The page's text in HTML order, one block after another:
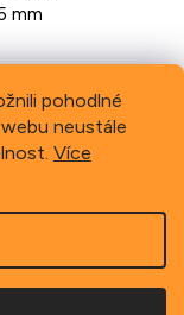
pohodlné
neustále
Více
mm
. Všechna práva